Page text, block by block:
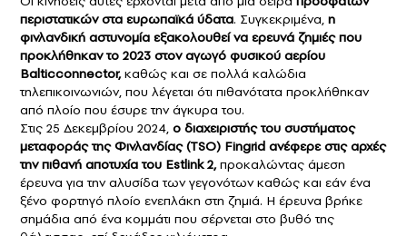
περιστατικών στα ευρωπαϊκά ύδατα. Συγκεκριμένα, η
φινλανδική αστυνομία εξακολουθεί να ερευνά ζημιές που
προκλήθηκαν το 2023 στον αγωγό φυσικού αερίου
Balticconnector,καθώς και σε πολλά καλώδια
τηλεπικοινωνιών, που λέγεται ότι πιθανότατα προκλήθηκαν
από πλοίο που έσυρε την άγκυρα του.
Στις 25 Δεκεμβρίου 2024, ο διαχειριστής του συστήματος
μεταφοράς της Φινλανδίας (TSO) Fingrid ανέφερε στις αρχές
την πιθανή αποτυχία του Estlink 2,προκαλώντας άμεση
έρευνα για την αλυσίδα των γεγονότων καθώς και εάν ένα
ξένο φορτηγό πλοίο ενεπλάκη στη ζημιά. Η έρευνα βρήκε
σημάδια από ένα κομμάτι που σέρνεται στο βυθό της